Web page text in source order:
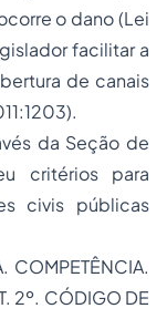
o dano (Lei
facilitar a
de canais
da Seção de
critérios para
civis públicas
COMPETÊNCIA.
2º. CÓDIGO DE